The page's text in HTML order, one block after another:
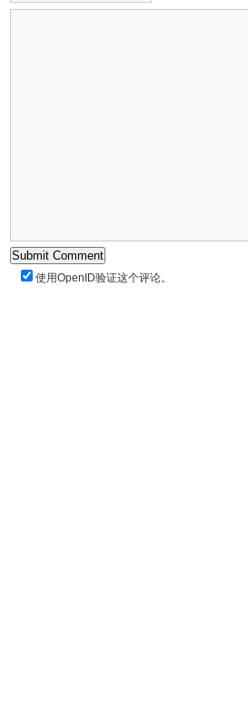
使用OpenID验证这个评论。